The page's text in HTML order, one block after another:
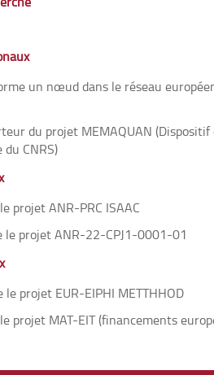
un nœud dans le réseau
du projet MEMAQUAN
CNRS)
projet ANR-PRC ISAAC
le projet ANR-22-CPJ1-0001-01
le projet EUR-EIPHI METTHHOD
projet MAT-EIT (financements